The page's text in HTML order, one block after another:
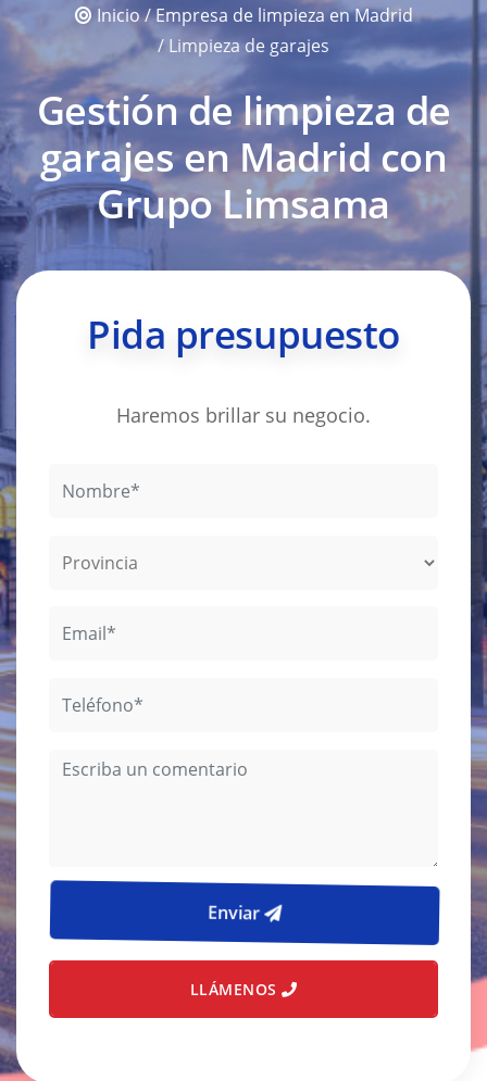
Inicio/Empresa de limpieza en Madrid
/ Limpieza de garajes
Gestión de limpieza de
garajes en Madrid con
Grupo Limsama
Pida presupuesto
Haremos brillar su negocio.
Enviar
LLÁMENOS